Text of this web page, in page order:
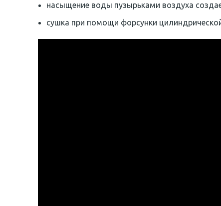
насыщение воды пузырьками воздуха
сушка при помощи форсунки